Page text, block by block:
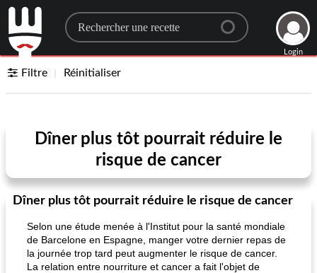
Search for a recipe
Login
Filtre Réinitialiser
Dîner plus tôt pourrait réduire le
risque de cancer
Dîner plus tôt pourrait réduire le risque de cancer
Selon une étude menée à l'Institut pour la santé mondiale
de Barcelone en Espagne, manger votre dernier repas de
la journée trop tard peut augmenter le risque de cancer.
La relation entre nourriture et cancer a fait l'objet de